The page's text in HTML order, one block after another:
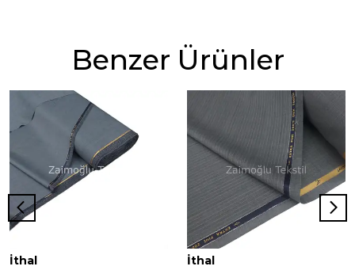
Benzer Ürünler
İthal İthal